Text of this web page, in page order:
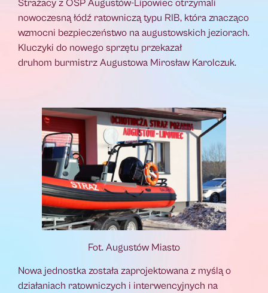
Strażacy z OSP Augustów-Lipowiec otrzymali
nowoczesną łódź ratowniczą typu RIB, która znacząco
wzmocni bezpieczeństwo na augustowskich jeziorach.
Kluczyki do nowego sprzętu przekazał
druhom burmistrz Augustowa Mirosław Karolczuk.
Fot. Augustów Miasto
Nowa jednostka została zaprojektowana z myślą o
działaniach ratowniczych i interwencyjnych na